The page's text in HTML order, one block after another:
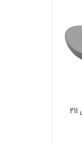
دمپایی لاانگشتی زنانه نیکتا مدل 211